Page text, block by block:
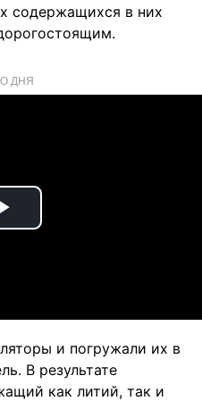
содержащихся в них
ДНЯ
Play
и погружали их в
В результате
как литий, так и